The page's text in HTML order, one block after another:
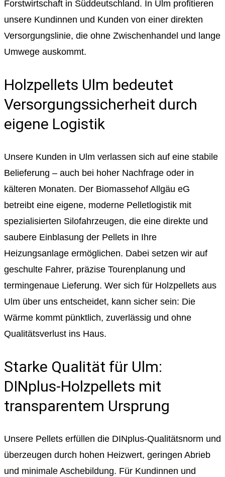
Forstwirtschaft in Süddeutschland. In Ulm profitieren
unsere Kundinnen und Kunden von einer direkten
Versorgungslinie, die ohne Zwischenhandel und lange
Umwege auskommt.
Holzpellets Ulm bedeutet
Versorgungssicherheit durch
eigene Logistik
Unsere Kunden in Ulm verlassen sich auf eine stabile
Belieferung – auch bei hoher Nachfrage oder in
kälteren Monaten. Der Biomassehof Allgäu eG
betreibt eine eigene, moderne Pelletlogistik mit
spezialisierten Silofahrzeugen, die eine direkte und
saubere Einblasung der Pellets in Ihre
Heizungsanlage ermöglichen. Dabei setzen wir auf
geschulte Fahrer, präzise Tourenplanung und
termingenaue Lieferung. Wer sich für Holzpellets aus
Ulm über uns entscheidet, kann sicher sein: Die
Wärme kommt pünktlich, zuverlässig und ohne
Qualitätsverlust ins Haus.
Starke Qualität für Ulm:
DINplus-Holzpellets mit
transparentem Ursprung
Unsere Pellets erfüllen die DINplus-Qualitätsnorm und
überzeugen durch hohen Heizwert, geringen Abrieb
und minimale Aschebildung. Für Kundinnen und